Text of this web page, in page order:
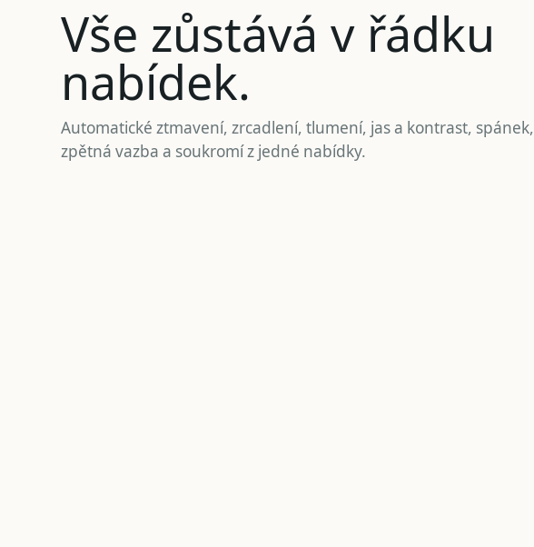
Vše zůstává v řádku
nabídek.
Automatické ztmavení, zrcadlení, tlumení, jas a kontrast, spánek,
zpětná vazba a soukromí z jedné nabídky.